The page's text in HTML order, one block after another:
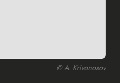
© A. Krivonosov